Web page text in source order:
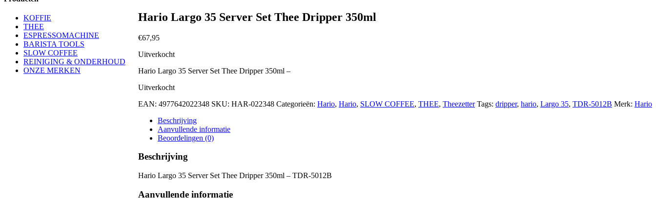
Hario Largo 35 Server Set Thee Dripper 350ml
€67,95
Uitverkocht
Hario Largo 35 Server Set Thee Dripper 350ml –
Uitverkocht
EAN: 4977642022348 SKU: HAR-022348 Categorieën: Hario, Hario, SLOW COFFEE, THEE, Theezetter Tags: dripper, hario, Largo 35, TDR-5012B Merk: Hario
Beschrijving
Aanvullende informatie
Beoordelingen (0)
Beschrijving
Hario Largo 35 Server Set Thee Dripper 350ml – TDR-5012B
Aanvullende informatie
KOFFIE
THEE
ESPRESSOMACHINE
BARISTA TOOLS
SLOW COFFEE
REINIGING & ONDERHOUD
ONZE MERKEN